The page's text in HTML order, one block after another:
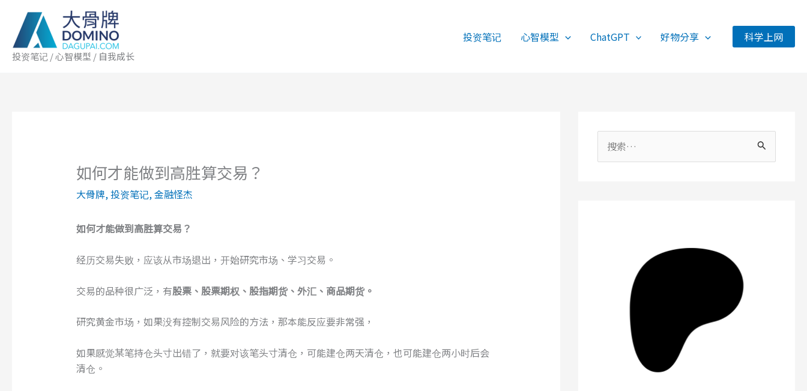
投资笔记 / 心智模型 / 自我成长
投资笔记 心智模型 ChatGPT 好物分享 科学上网
如何才能做到高胜算交易？
大骨牌,投资笔记,金融怪杰
如何才能做到高胜算交易？
经历交易失败，应该从市场退出，开始研究市场、学习交易。
交易的品种很广泛，有股票、股票期权、股指期货、外汇、商品期货。
研究黄金市场，如果没有控制交易风险的方法，那本能反应要非常强，
如果感觉某笔持仓头寸出错了，就要对该笔头寸清仓，可能建仓两天清仓，也可能建仓两小时后会
清仓。
索